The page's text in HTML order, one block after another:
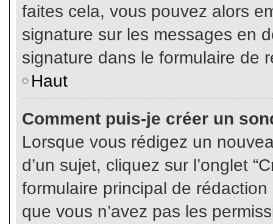
faites cela, vous pouvez alors
signature sur les messages en
signature dans le formulaire de
Haut
Comment puis-je créer un
Lorsque vous rédigez un
d’un sujet, cliquez sur l’onglet
formulaire principal de
que vous n’avez pas les